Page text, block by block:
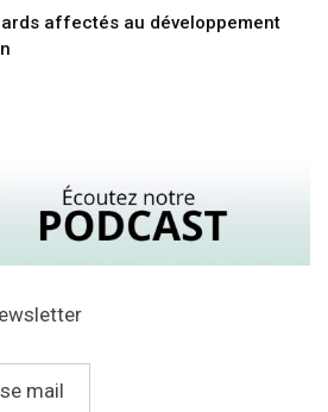
affectés au développement